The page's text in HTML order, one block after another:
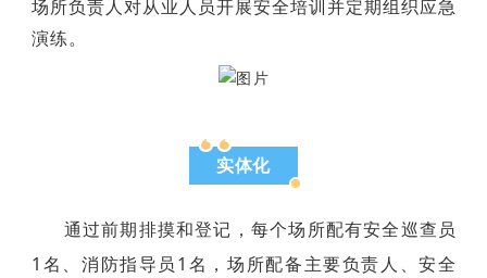
场所负责人对从业人员开展安全培训并定期组织应急
演练。
实体化
通过前期排摸和登记， 每个场所配有安全巡查员
1名、消防指导员1名，场所配备主要负责人、安全